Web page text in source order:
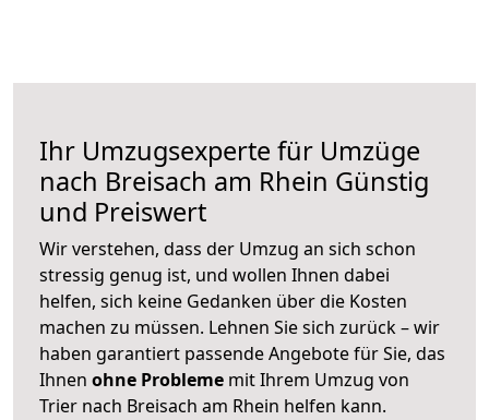
Ihr Umzugsexperte für Umzüge
nach Breisach am Rhein Günstig
und Preiswert
Wir verstehen, dass der Umzug an sich schon
stressig genug ist, und wollen Ihnen dabei
helfen, sich keine Gedanken über die Kosten
machen zu müssen. Lehnen Sie sich zurück – wir
haben garantiert passende Angebote für Sie, das
Ihnen ohne Probleme mit Ihrem Umzug von
Trier nach Breisach am Rhein helfen kann.